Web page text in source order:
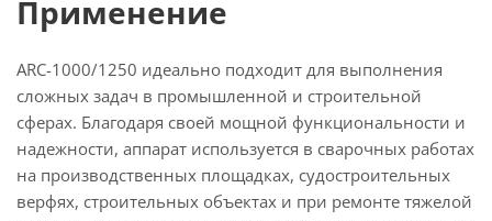
Применение
ARC-1000/1250 идеально подходит для выполнения
сложных задач в промышленной и строительной
сферах. Благодаря своей мощной функциональности и
надежности, аппарат используется в сварочных работах
на производственных площадках, судостроительных
верфях, строительных объектах и при ремонте тяжелой